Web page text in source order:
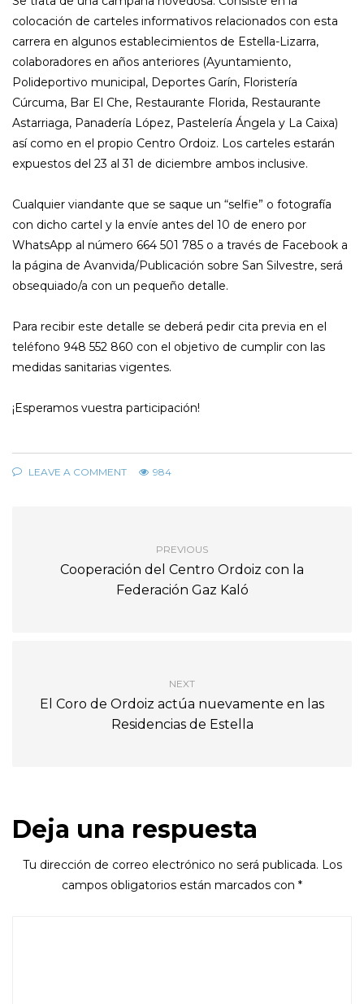
colocación de carteles informativos relacionados con esta
carrera en algunos establecimientos de Estella-Lizarra,
colaboradores en años anteriores (Ayuntamiento,
Polideportivo municipal, Deportes Garín, Floristería
Cúrcuma, Bar El Che, Restaurante Florida, Restaurante
Astarriaga, Panadería López, Pastelería Ángela y La Caixa)
así como en el propio Centro Ordoiz. Los carteles estarán
expuestos del 23 al 31 de diciembre ambos inclusive.
Cualquier viandante que se saque un “selfie” o fotografía
con dicho cartel y la envíe antes del 10 de enero por
WhatsApp al número 664 501 785 o a través de Facebook a
la página de Avanvida/Publicación sobre San Silvestre, será
obsequiado/a con un pequeño detalle.
Para recibir este detalle se deberá pedir cita previa en el
teléfono 948 552 860 con el objetivo de cumplir con las
medidas sanitarias vigentes.
¡Esperamos vuestra participación!
LEAVE A COMMENT 984
PREVIOUS
Cooperación del Centro Ordoiz con la
Federación Gaz Kaló
NEXT
El Coro de Ordoiz actúa nuevamente en las
Residencias de Estella
Deja una respuesta
Tu dirección de correo electrónico no será publicada. Los
campos obligatorios están marcados con *